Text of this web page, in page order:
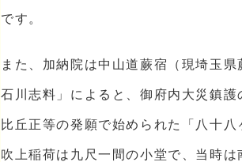
です。
また、加納院は中山道蕨宿（現埼玉
石川志料」によると、御府内大災鎮
比丘正等の発願で始められた「八十
吹上稲荷は九尺一間の小堂で、当時